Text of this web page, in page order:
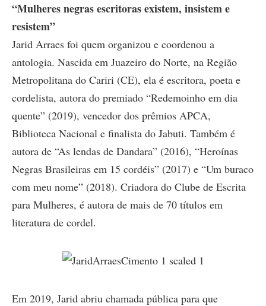
“Mulheres negras escritoras existem, insistem e
resistem”
Jarid Arraes foi quem organizou e coordenou a
antologia. Nascida em Juazeiro do Norte, na Região
Metropolitana do Cariri (CE), ela é escritora, poeta e
cordelista, autora do premiado “Redemoinho em dia
quente” (2019), vencedor dos prêmios APCA,
Biblioteca Nacional e finalista do Jabuti. Também é
autora de “As lendas de Dandara” (2016), “Heroínas
Negras Brasileiras em 15 cordéis” (2017) e “Um buraco
com meu nome” (2018). Criadora do Clube de Escrita
para Mulheres, é autora de mais de 70 títulos em
literatura de cordel.
Em 2019, Jarid abriu chamada pública para que